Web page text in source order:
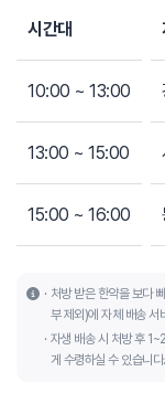
시간대
10:00 ~ 13:00
13:00 ~ 15:00
15:00 ~ 16:00
처방 받은 한약을 보다
부 제외)에 자체 배송 서
자생 배송 시 처방 후
게 수령하실 수 있습니다.